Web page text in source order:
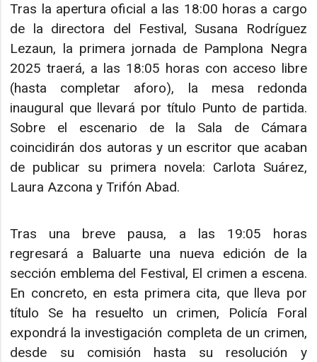
Tras la apertura oficial a las 18:00 horas a cargo
de la directora del Festival, Susana Rodríguez
Lezaun, la primera jornada de Pamplona Negra
2025 traerá, a las 18:05 horas con acceso libre
(hasta completar aforo), la mesa redonda
inaugural que llevará por título Punto de partida.
Sobre el escenario de la Sala de Cámara
coincidirán dos autoras y un escritor que acaban
de publicar su primera novela: Carlota Suárez,
Laura Azcona y Trifón Abad.
Tras una breve pausa, a las 19:05 horas
regresará a Baluarte una nueva edición de la
sección emblema del Festival, El crimen a escena.
En concreto, en esta primera cita, que lleva por
título Se ha resuelto un crimen, Policía Foral
expondrá la investigación completa de un crimen,
desde su comisión hasta su resolución y